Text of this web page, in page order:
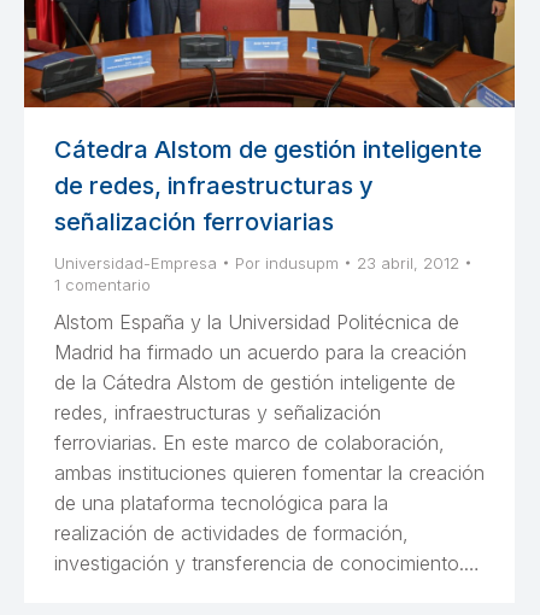
Cátedra Alstom de gestión inteligente
de redes, infraestructuras y
señalización ferroviarias
Universidad-Empresa Por indusupm
23 abril, 2012
1 comentario
Alstom España y la Universidad Politécnica de
Madrid ha firmado un acuerdo para la creación
de la Cátedra Alstom de gestión inteligente de
redes, infraestructuras y señalización
ferroviarias. En este marco de colaboración,
ambas instituciones quieren fomentar la creación
de una plataforma tecnológica para la
realización de actividades de formación,
investigación y transferencia de conocimiento.…